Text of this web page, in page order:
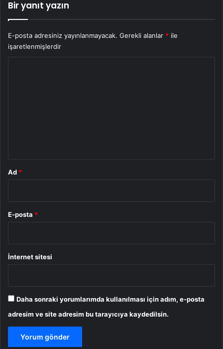
Bir yanıt yazın
E-posta adresiniz yayınlanmayacak. Gerekli alanlar * ile
işaretlenmişlerdir
Ad *
E-posta *
İnternet sitesi
Daha sonraki yorumlarımda kullanılması için adım, e-posta
adresim ve site adresim bu tarayıcıya kaydedilsin.